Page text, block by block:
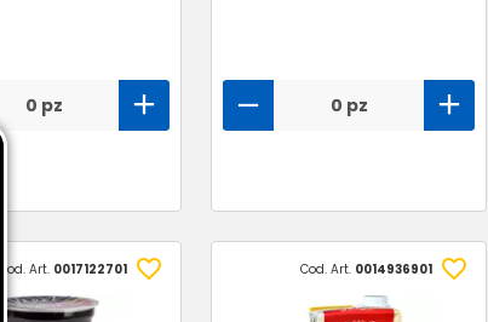
0 pz 0 pz
Cod. Art. 0017122701 Cod. Art. 0014936901